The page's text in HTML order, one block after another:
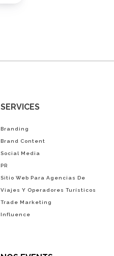
SERVICES
Branding
Brand Content
Social Media
PR
Sitio Web Para Agencias De
Viajes Y Operadores Turísticos
Trade Marketing
Influence